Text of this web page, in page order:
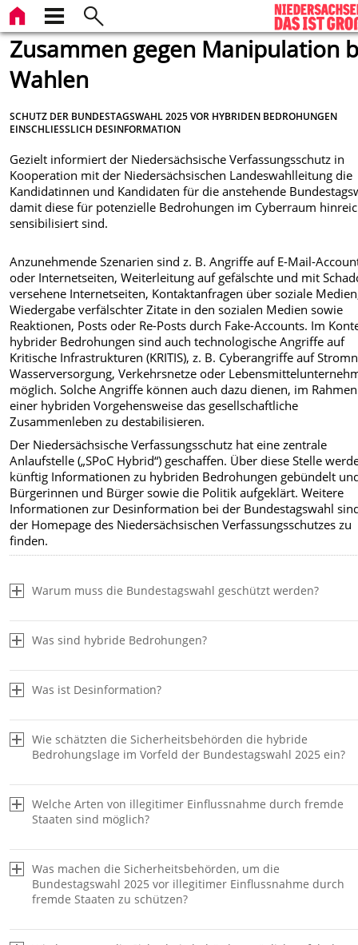
Zusammen gegen Manipulation
Wahlen
SCHUTZ DER BUNDESTAGSWAHL 2025 VOR HYBRIDEN BEDROHUNGEN
EINSCHLIESSLICH DESINFORMATION
Gezielt informiert der Niedersächsische Verfassungsschutz in
Kooperation mit der Niedersächsischen Landeswahlleitung die
Kandidatinnen und Kandidaten für die anstehende
damit diese für potenzielle Bedrohungen im Cyberraum
sensibilisiert sind.
Anzunehmende Szenarien sind z. B. Angriffe auf E-Mail-
oder Internetseiten, Weiterleitung auf gefälschte und mit
versehene Internetseiten, Kontaktanfragen über soziale
Wiedergabe verfälschter Zitate in den sozialen Medien sowie
Reaktionen, Posts oder Re-Posts durch Fake-Accounts. Im
hybrider Bedrohungen sind auch technologische Angriffe auf
Kritische Infrastrukturen (KRITIS), z. B. Cyberangriffe auf
Wasserversorgung, Verkehrsnetze oder
möglich. Solche Angriffe können auch dazu dienen, im Rahmen
einer hybriden Vorgehensweise das gesellschaftliche
Zusammenleben zu destabilisieren.
Der Niedersächsische Verfassungsschutz hat eine zentrale
Anlaufstelle („SPoC Hybrid“) geschaffen. Über diese Stelle
künftig Informationen zu hybriden Bedrohungen gebündelt
Bürgerinnen und Bürger sowie die Politik aufgeklärt. Weitere
Informationen zur Desinformation bei der Bundestagswahl
der Homepage des Niedersächsischen Verfassungsschutzes zu
finden.
Warum muss die Bundestagswahl geschützt werden?
Was sind hybride Bedrohungen?
Was ist Desinformation?
Wie schätzten die Sicherheitsbehörden die hybride
Bedrohungslage im Vorfeld der Bundestagswahl 2025 ein?
Welche Arten von illegitimer Einflussnahme durch fremde
Staaten sind möglich?
Was machen die Sicherheitsbehörden, um die
Bundestagswahl 2025 vor illegitimer Einflussnahme durch
fremde Staaten zu schützen?